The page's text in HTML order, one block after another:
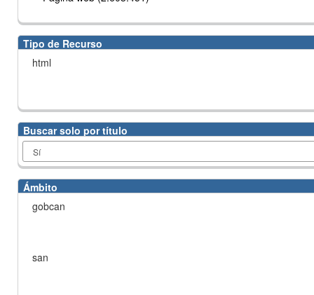
Tipo de Recurso
html
Buscar solo por título
Ámbito
gobcan
san